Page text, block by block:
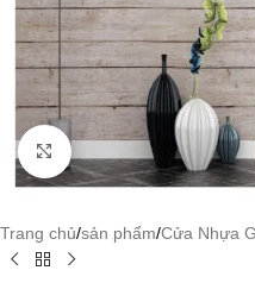
Click to enlarge
Trang chủ/sản phẩm/Cửa Nhựa